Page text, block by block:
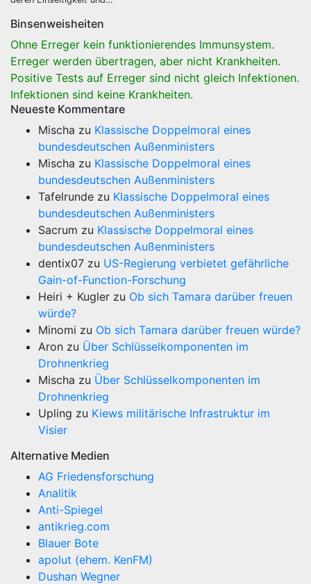
Binsenweisheiten
Ohne Erreger kein funktionierendes Immunsystem.
Erreger werden übertragen, aber nicht Krankheiten.
Positive Tests auf Erreger sind nicht gleich Infektionen.
Infektionen sind keine Krankheiten.
Neueste Kommentare
Mischa zu Klassische Doppelmoral eines
bundesdeutschen Außenministers
Mischa zu Klassische Doppelmoral eines
bundesdeutschen Außenministers
Tafelrunde zu Klassische Doppelmoral eines
bundesdeutschen Außenministers
Sacrum zu Klassische Doppelmoral eines
bundesdeutschen Außenministers
dentix07 zu US-Regierung verbietet gefährliche
Gain-of-Function-Forschung
Heiri + Kugler zu Ob sich Tamara darüber freuen
würde?
Minomi zu Ob sich Tamara darüber freuen würde?
Aron zu Über Schlüsselkomponenten im
Drohnenkrieg
Mischa zu Über Schlüsselkomponenten im
Drohnenkrieg
Upling zu Kiews militärische Infrastruktur im
Visier
Alternative Medien
AG Friedensforschung
Analitik
Anti-Spiegel
antikrieg.com
Blauer Bote
apolut (ehem. KenFM)
Dushan Wegner